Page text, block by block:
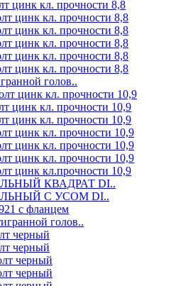
цинк кл. прочности 8,8
цинк кл. прочности 8,8
цинк кл. прочности 8,8
цинк кл. прочности 8,8
цинк кл. прочности 8,8
цинк кл. прочности 8,8
голов..
цинк кл. прочности 10,9
цинк кл. прочности 10,9
цинк кл. прочности 10,9
цинк кл. прочности 10,9
цинк кл. прочности 10,9
цинк кл. прочности 10,9
цинк кл.прочности 10,9
КВАДРАТ DI..
С УСОМ DI..
c фланцем
голов..
черный
черный
черный
черный